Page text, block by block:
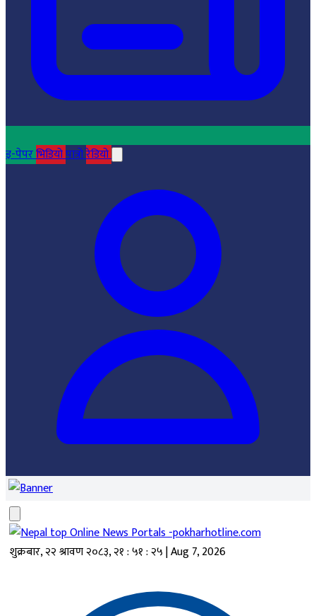
इ-पेपरभिडियोपात्रोरेडियो
शुक्रबार, २२ श्रावण २०८३,२१ : ५१ : २५|Aug 7, 2026